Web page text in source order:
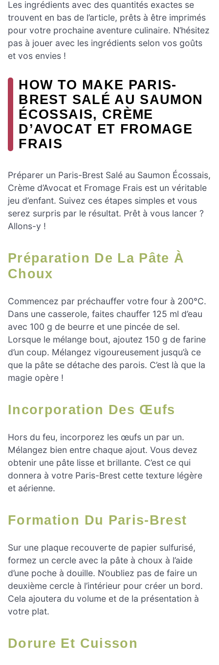
Les ingrédients avec des quantités exactes se
trouvent en bas de l’article, prêts à être imprimés
pour votre prochaine aventure culinaire. N’hésitez
pas à jouer avec les ingrédients selon vos goûts
et vos envies !
HOW TO MAKE PARIS-
BREST SALÉ AU SAUMON
ÉCOSSAIS, CRÈME
D’AVOCAT ET FROMAGE
FRAIS
Préparer un Paris-Brest Salé au Saumon Écossais,
Crème d’Avocat et Fromage Frais est un véritable
jeu d’enfant. Suivez ces étapes simples et vous
serez surpris par le résultat. Prêt à vous lancer ?
Allons-y !
Préparation De La Pâte À
Choux
Commencez par préchauffer votre four à 200°C.
Dans une casserole, faites chauffer 125 ml d’eau
avec 100 g de beurre et une pincée de sel.
Lorsque le mélange bout, ajoutez 150 g de farine
d’un coup. Mélangez vigoureusement jusqu’à ce
que la pâte se détache des parois. C’est là que la
magie opère !
Incorporation Des Œufs
Hors du feu, incorporez les œufs un par un.
Mélangez bien entre chaque ajout. Vous devez
obtenir une pâte lisse et brillante. C’est ce qui
donnera à votre Paris-Brest cette texture légère
et aérienne.
Formation Du Paris-Brest
Sur une plaque recouverte de papier sulfurisé,
formez un cercle avec la pâte à choux à l’aide
d’une poche à douille. N’oubliez pas de faire un
deuxième cercle à l’intérieur pour créer un bord.
Cela ajoutera du volume et de la présentation à
votre plat.
Dorure Et Cuisson